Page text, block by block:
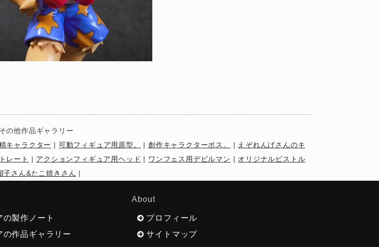
その他作品ギャラリー
キャラクター | 可動フィギュア用原型。 | 創作キャラクターボス。 | えぞれんげさんのキ
レート | アクションフィギュア用ヘッド | ワンフェス用デビルマン | オリジナルピストル
子さん&たこ焼きさん |
の製作ノート
の作品ギャラリー
About
プロフィール
サイトマップ